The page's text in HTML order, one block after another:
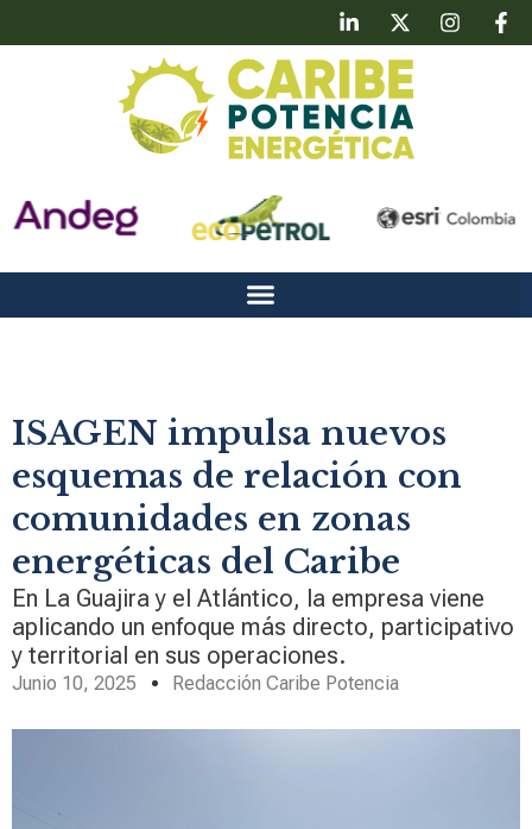
ISAGEN impulsa nuevos
esquemas de relación con
comunidades en zonas
energéticas del Caribe
En La Guajira y el Atlántico, la empresa viene
aplicando un enfoque más directo, participativo
y territorial en sus operaciones.
Junio 10, 2025 Redacción Caribe Potencia